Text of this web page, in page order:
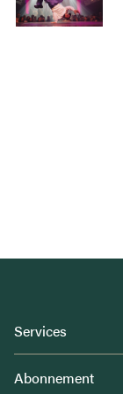
Services
Abonnement